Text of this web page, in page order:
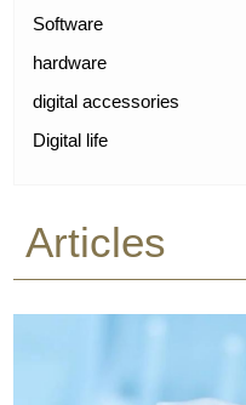
Software
hardware
digital accessories
Digital life
Articles